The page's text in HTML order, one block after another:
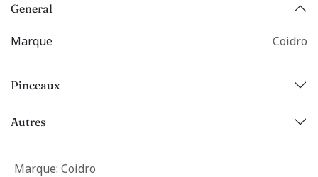
General
Marque Coidro
Pinceaux
Autres
Marque: Coidro